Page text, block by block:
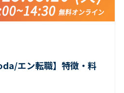
エン転職】特徴・料